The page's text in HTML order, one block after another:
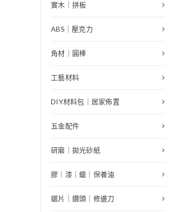
實木｜拼板
ABS｜壓克力
角材｜圓棒
工藝材料
DIY材料包｜居家佈置
五金配件
研磨｜拋光砂紙
膠｜漆｜蠟｜保養油
鋸片｜鑽頭｜修邊刀